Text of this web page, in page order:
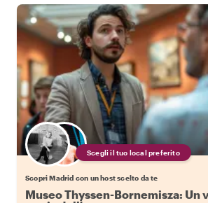
Scegli il tuo local preferito
Scopri Madrid con un host scelto da te
Museo Thyssen-Bornemisza: Un